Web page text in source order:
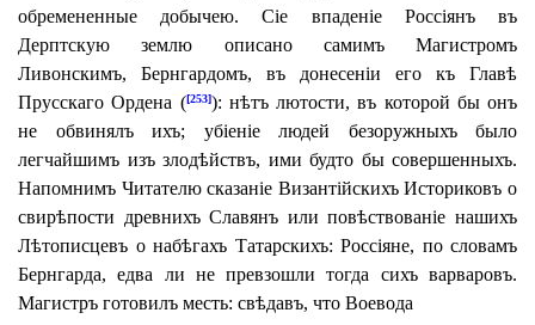
обремененные добычею. Сіе впаденіе Россіянъ въ
Дерптскую землю описано самимъ Магистромъ
Ливонскимъ, Бернгардомъ, въ донесеніи его къ Главѣ
Прусскаго Ордена ([253]): нѣтъ лютости, въ которой бы онъ
не обвинялъ ихъ; убіеніе людей безоружныхъ было
легчайшимъ изъ злодѣйствъ, ими будто бы совершенныхъ.
Напомнимъ Читателю сказаніе Византійскихъ Историковъ о
свирѣпости древнихъ Славянъ или повѣствованіе нашихъ
Лѣтописцевъ о набѣгахъ Татарскихъ: Россіяне, по словамъ
Бернгарда, едва ли не превзошли тогда сихъ варваровъ.
Магистръ готовилъ месть: свѣдавъ, что Воевода